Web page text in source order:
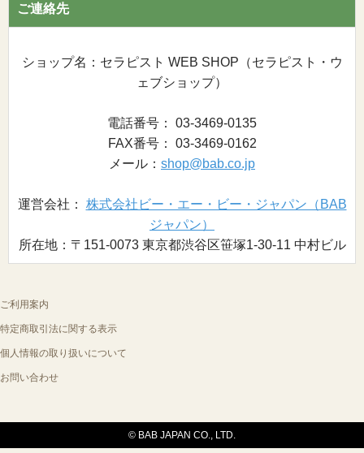
ご連絡先
ショップ名：セラピスト WEB SHOP（セラピスト・ウ
ェブショップ）
電話番号： 03-3469-0135
FAX番号： 03-3469-0162
メール： shop@bab.co.jp
運営会社： 株式会社ビー・エー・ビー・ジャパン（BAB
ジャパン）
所在地：〒151-0073 東京都渋谷区笹塚1-30-11 中村ビル
ご利用案内
特定商取引法に関する表示
個人情報の取り扱いについて
お問い合わせ
© BAB JAPAN CO., LTD.